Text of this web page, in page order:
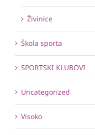
Živinice
Škola sporta
SPORTSKI KLUBOVI
Uncategorized
Visoko